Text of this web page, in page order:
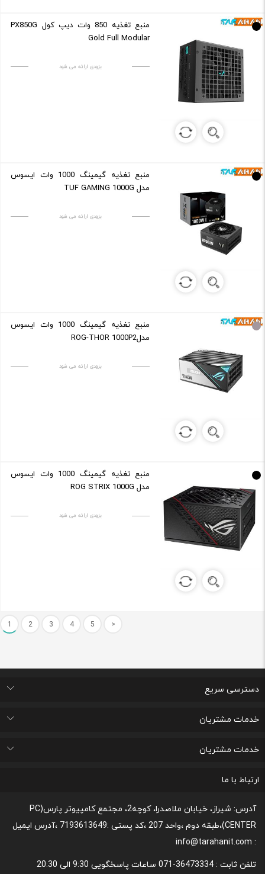
منبع تغذیه 850 وات دیپ کول PX850G
Gold Full Modular
بزودی ارائه می شود
منبع تغذیه گیمینگ 1000 وات ایسوس
مدل TUF GAMING 1000G
بزودی ارائه می شود
منبع تغذیه گیمینگ 1000 وات ایسوس
مدلROG-THOR 1000P2
بزودی ارائه می شود
منبع تغذیه گیمینگ 1000 وات ایسوس
مدل ROG STRIX 1000G
بزودی ارائه می شود
1 2 3 4 5 >
دسترسی سریع
تماس با ما
درباره ما
پرسشهای متداول
اتاق خبر
خدمات مشتریان
قوانین و مقررات مربوط به رعایت حریم شخصی
پیگیری خرید و مدت زمان تحویل
لیست علاقه مندی های من
پشتیبانی و ثبت شکایات مصرف کنندگان
خدمات مشتریان
رونداسترداد وجه
روند مرجوعي كالا و نحوه فسخ خدمات
قوانین و مقررات،نحوه ی پرداخت و شیوه ی ارسال
نحوه پشتیبانی و خدمات پس از فروش
ارتباط با ما
آدرس: شیراز، خیابان ملاصدرا، کوچه2، مجتمع کامپیوتر پارس(PC
CENTER)،طبقه دوم ،واحد 207 ،کد پستی :7193613649 ،آدرس ایمیل
: info@tarahanit.com
تلفن ثابت : 36473334-071 ساعات پاسخگویی 9:30 الی 20:30